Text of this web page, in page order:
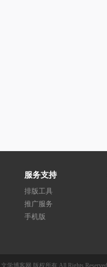
服务支持
排版工具
推广服务
手机版
文学博客网 版权所有 All Rights Reserved.